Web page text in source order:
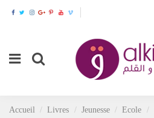
Accueil Livres Jeunesse Ecole